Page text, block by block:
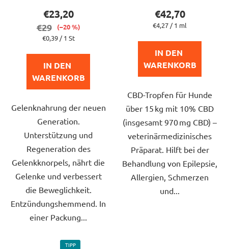
ist
5,0
5
Sternen.
€23,20
€29
(–20 %)
Verkaufspreis:
€0,39 / 1 St
IN DEN
WARENKORB
Gelenknahrung der neuen
Generation.
Unterstützung und
Regeneration des
Gelenkknorpels, nährt die
Gelenke und verbessert
die Beweglichkeit.
Entzündungshemmend. In
einer Packung...
ist
von
5
Sternen.
€42,70
Verkaufspreis:
€4,27 / 1 ml
IN DEN
WARENKORB
CBD-Tropfen für Hunde
über 15 kg mit 10% CBD
(insgesamt 970 mg CBD) –
veterinärmedizinisches
Präparat. Hilft bei der
Behandlung von Epilepsie,
Allergien, Schmerzen
und...
TIPP